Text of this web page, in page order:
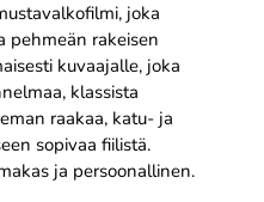
joka
pehmeän rakeisen
kuvaajalle, joka
klassista
raakaa, katu- ja
sopivaa fiilistä.
ja persoonallinen.